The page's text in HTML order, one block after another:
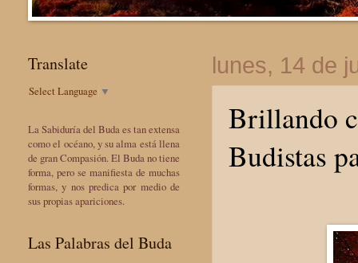
lunes, 14 de
Brillando
Budistas
Translate
Select Language ▼
La Sabiduría del Buda es tan extensa
como el océano, y su alma está llena
de gran Compasión. El Buda no tiene
forma, pero se manifiesta de muchas
formas, y nos predica por medio de
sus propias apariciones.
Las Palabras del Buda